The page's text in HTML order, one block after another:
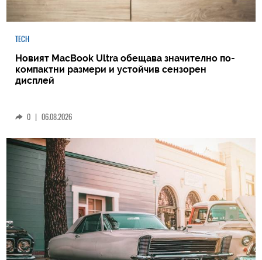
TECH
Новият MacBook Ultra обещава значително по-
компактни размери и устойчив сензорен
дисплей
0 | 06.08.2026